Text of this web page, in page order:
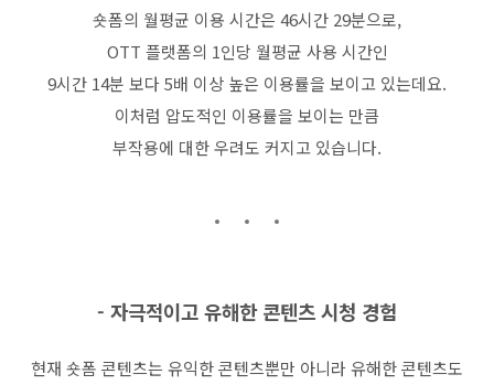
숏폼의 월평균 이용 시간은 46시간 29분으로,
OTT 플랫폼의 1인당 월평균 사용 시간인
9시간 14분 보다5배 이상 높은 이용률을 보이고 있는데요.
이처럼 압도적인 이용률을 보이는 만큼
부작용에 대한 우려도 커지고 있습니다.
- 자극적이고 유해한 콘텐츠 시청 경험
현재 숏폼 콘텐츠는 유익한 콘텐츠뿐만 아니라 유해한 콘텐츠도